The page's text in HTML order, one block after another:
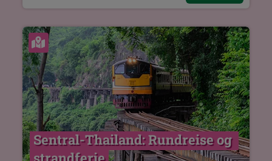
Se kart
Sentral-Thailand: Rundreise og